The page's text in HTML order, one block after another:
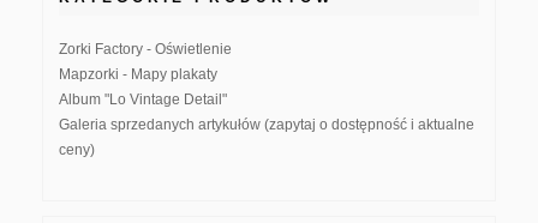
Zorki Factory - Oświetlenie
Mapzorki - Mapy plakaty
Album "Lo Vintage Detail"
Galeria sprzedanych artykułów (zapytaj o dostępność i aktualne
ceny)